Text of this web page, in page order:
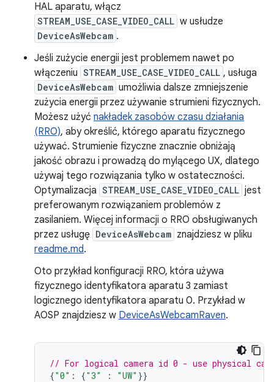
HAL aparatu, włącz
STREAM_USE_CASE_VIDEO_CALL w usłudze
DeviceAsWebcam .
Jeśli zużycie energii jest problemem nawet po
włączeniu STREAM_USE_CASE_VIDEO_CALL , usługa
DeviceAsWebcam umożliwia dalsze zmniejszenie
zużycia energii przez używanie strumieni fizycznych.
Możesz użyć nakładek zasobów czasu działania
(RRO), aby określić, którego aparatu fizycznego
używać. Strumienie fizyczne znacznie obniżają
jakość obrazu i prowadzą do mylącego UX, dlatego
używaj tego rozwiązania tylko w ostateczności.
Optymalizacja STREAM_USE_CASE_VIDEO_CALL jest
preferowanym rozwiązaniem problemów z
zasilaniem. Więcej informacji o RRO obsługiwanych
przez usługę DeviceAsWebcam znajdziesz w pliku
readme.md.
Oto przykład konfiguracji RRO, która używa
fizycznego identyfikatora aparatu 3 zamiast
logicznego identyfikatora aparatu 0. Przykład w
AOSP znajdziesz w DeviceAsWebcamRaven.
// For logical camera id 0 - use physical
{"0" : {"3" : "UW" }}